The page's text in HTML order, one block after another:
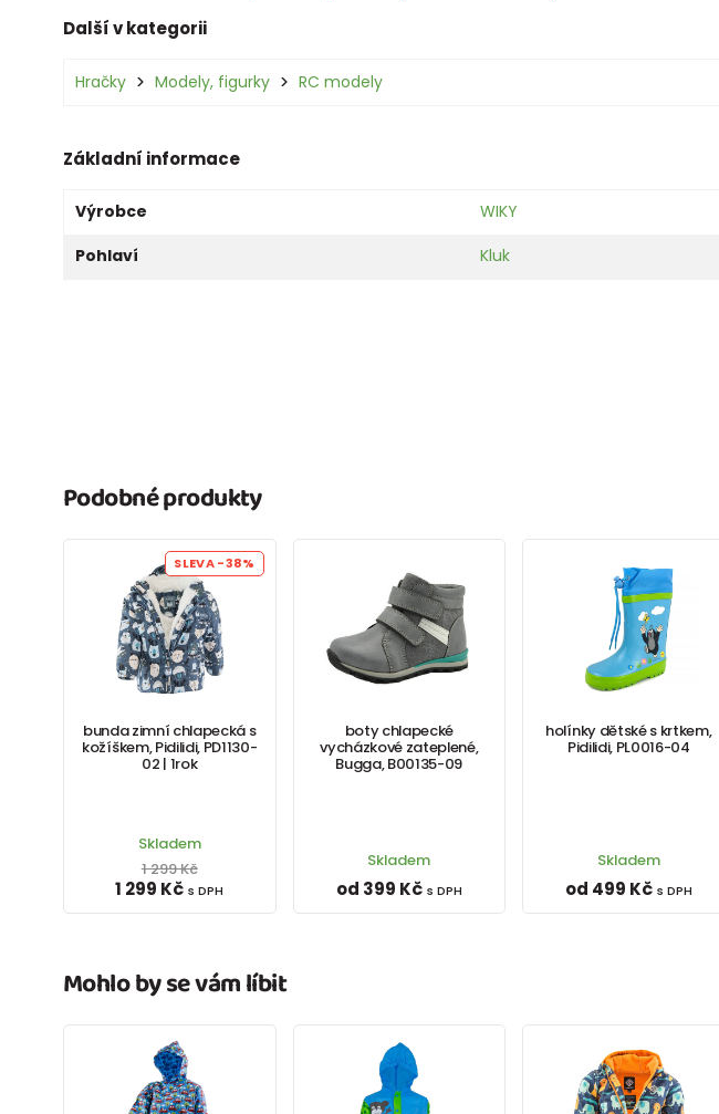
Další v kategorii
Hračky Modely, figurky RC modely
Základní informace
Výrobce
WIKY
Pohlaví
Kluk
Podobné produkty
SLEVA-38%
bunda zimní chlapecká s
kožíškem, Pidilidi, PD1130-
02 | 1rok
Skladem
1 299 Kč
1 299 Kč s DPH
boty chlapecké
vycházkové zateplené,
Bugga, B00135-09
Skladem
od 399 Kč s DPH
holínky dětské s krtkem,
Pidilidi, PL0016-04
Skladem
od 499 Kč s DPH
Mohlo by se vám líbit